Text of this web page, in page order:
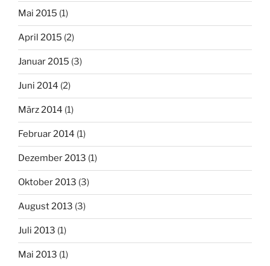
Mai 2015 (1)
April 2015 (2)
Januar 2015 (3)
Juni 2014 (2)
März 2014 (1)
Februar 2014 (1)
Dezember 2013 (1)
Oktober 2013 (3)
August 2013 (3)
Juli 2013 (1)
Mai 2013 (1)